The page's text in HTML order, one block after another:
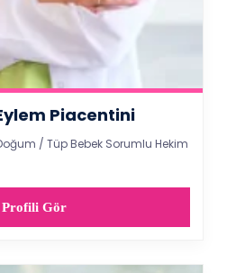
Piacentini
/ Tüp Bebek Sorumlu Hekim
Profili Gör